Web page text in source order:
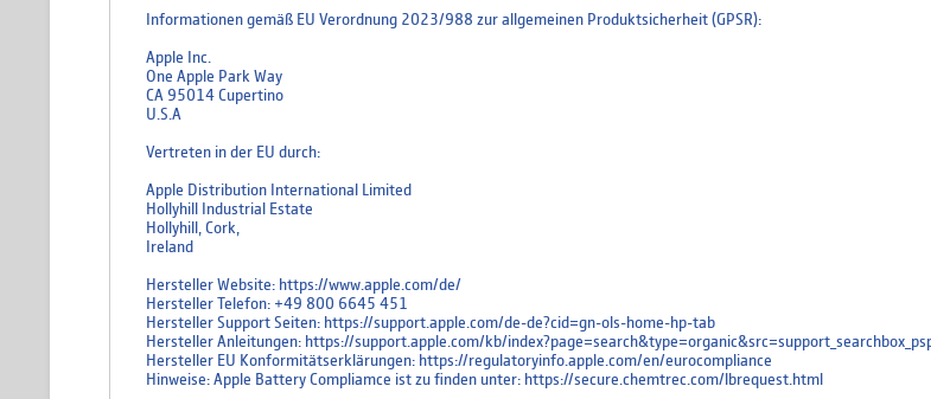
Informationen gemäß EU Verordnung 2023/988 zur allgemeinen Produktsicherheit (GPSR):
Apple Inc.
One Apple Park Way
CA 95014 Cupertino
U.S.A
Vertreten in der EU durch:
Apple Distribution International Limited
Hollyhill Industrial Estate
Hollyhill, Cork,
Ireland
Hersteller Website: https://www.apple.com/de/
Hersteller Telefon: +49 800 6645 451
Hersteller Support Seiten: https://support.apple.com/de-de?cid=gn-ols-home-hp-tab
Hersteller Anleitungen: https://support.apple.com/kb/
Hersteller EU Konformitätserklärungen: https://regulatoryinfo.apple.com/en/eurocompliance
Hinweise: Apple Battery Compliamce ist zu finden unter: https://secure.chemtrec.com/lbrequest.html